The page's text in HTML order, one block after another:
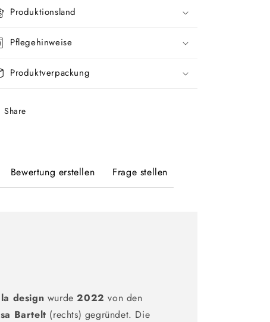
Produktionsland
Pflegehinweise
Produktverpackung
Share
Bewertung erstellen Frage stellen
design wurde2022 von den
Bartelt (rechts) gegründet. Die